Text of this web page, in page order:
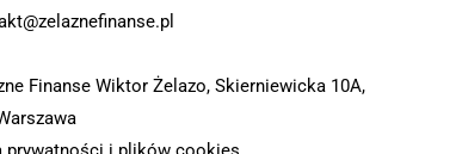
Finanse Wiktor Żelazo, Skierniewicka 10A,